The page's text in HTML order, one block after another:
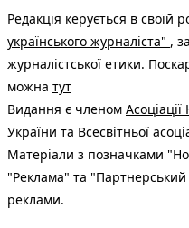
Редакція керується в своїй
українського журналіста" ,
журналістської етики.
можна тут
Видання є членом
України та Всесвітньої
Матеріали з позначками
"Реклама" та "Партнерський
реклами.